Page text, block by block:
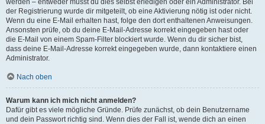
werden – entweder musst du dies selbst erledigen oder ein Administrator. Bei
der Registrierung wurde dir mitgeteilt, ob eine Aktivierung nötig ist oder nicht.
Wenn du eine E-Mail erhalten hast, folge den dort enthaltenen Anweisungen.
Ansonsten prüfe, ob du deine E-Mail-Adresse korrekt eingegeben hast oder
die E-Mail von einem Spam-Filter blockiert wurde. Wenn du dir sicher bist,
dass deine E-Mail-Adresse korrekt eingegeben wurde, dann kontaktiere einen
Administrator.
Nach oben
Warum kann ich mich nicht anmelden?
Dafür gibt es viele mögliche Gründe. Prüfe zunächst, ob dein Benutzername
und dein Passwort richtig sind. Wenn dies der Fall ist, wende dich an einen